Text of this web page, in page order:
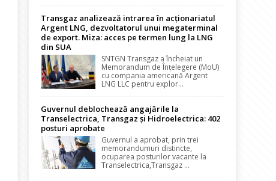
Transgaz analizează intrarea în acționariatul
Argent LNG, dezvoltatorul unui megaterminal
de export. Miza: acces pe termen lung la LNG
din SUA
SNTGN Transgaz a încheiat un
Memorandum de Înțelegere (MoU)
cu compania americană Argent
LNG LLC pentru explor...
Guvernul deblochează angajările la
Transelectrica, Transgaz și Hidroelectrica: 402
posturi aprobate
Guvernul a aprobat, prin trei
memorandumuri distincte,
ocuparea posturilor vacante la
Transelectrica,Transgaz ...